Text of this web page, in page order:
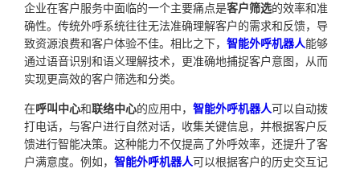
企业在客户服务中面临的一个主要痛点是客户筛选的效率和准
确性。传统外呼系统往往无法准确理解客户的需求和反馈，导
致资源浪费和客户体验不佳。相比之下， 智能外呼机器人能够
通过语音识别和语义理解技术，更准确地捕捉客户意图，从而
实现更高效的客户筛选和分类。
在呼叫中心和联络中心的应用中， 智能外呼机器人可以自动拨
打电话，与客户进行自然对话，收集关键信息，并根据客户反
馈进行智能决策。这种能力不仅提高了外呼效率，还提升了客
户满意度。例如， 智能外呼机器人可以根据客户的历史交互记